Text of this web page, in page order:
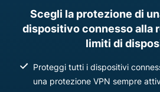
Scegli la protezione di
dispositivo connesso alla
limiti di
Proteggi tutti i dispositivi
una protezione VPN sempre